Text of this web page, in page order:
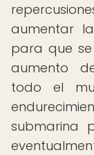
aumentar
para que
aumento
todo el
submarina